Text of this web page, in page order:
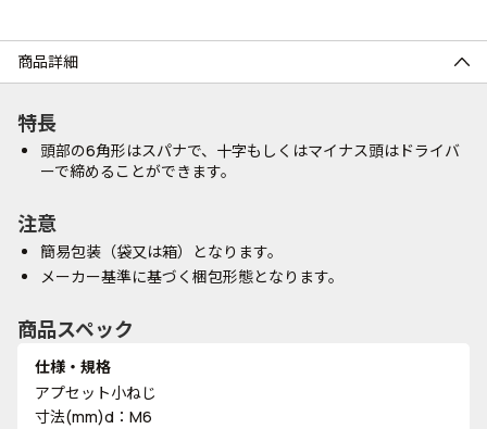
商品詳細
特長
頭部の6角形はスパナで、十字もしくはマイナス頭はドライバ
ーで締めることができます。
注意
簡易包装（袋又は箱）となります。
メーカー基準に基づく梱包形態となります。
商品スペック
仕様・規格
アプセット小ねじ
寸法(mm)d：M6